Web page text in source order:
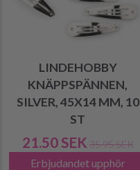
LINDEHOBBY
KNÄPPSPÄNNEN,
SILVER, 45X14 MM, 10
ST
21.50 SEK 35.95 SEK
Erbjudandet upphör